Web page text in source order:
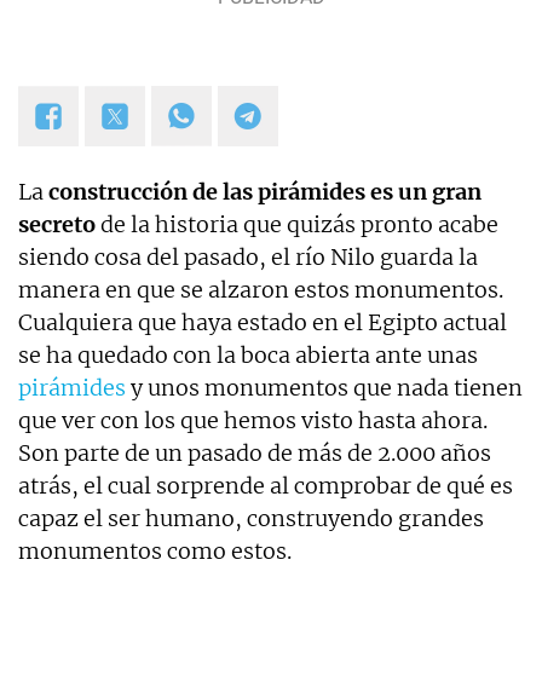
Laconstrucción de las pirámides es un gran
secretode la historia que quizás pronto acabe
siendo cosa del pasado, el río Nilo guarda la
manera en que se alzaron estos monumentos.
Cualquiera que haya estado en el Egipto actual
se ha quedado con la boca abierta ante unas
pirámides y unos monumentos que nada tienen
que ver con los que hemos visto hasta ahora.
Son parte de un pasado de más de 2.000 años
atrás, el cual sorprende al comprobar de qué es
capaz el ser humano, construyendo grandes
monumentos como estos.